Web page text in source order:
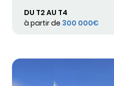
DU T2 AU T4
à partir de 300 000€